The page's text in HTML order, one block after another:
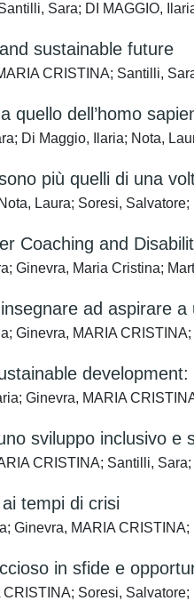
Sara; DI MAGGIO,
sustainable future
CRISTINA; Santilli,
quello dell’homo
Di Maggio, Ilaria; Nota,
più quelli di una
Laura; Soresi,
Coaching and
Ginevra, Maria Cristina;
ad aspirare
Ginevra, MARIA
Ginevra, MARIA
sviluppo inclusivo e
CRISTINA; Santilli,
tempi di crisi
Ginevra, MARIA
in sfide e
Soresi,